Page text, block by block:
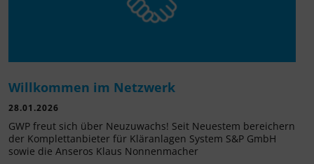
Willkommen im Netzwerk
28.01.2026
GWP freut sich über Neuzuwachs! Seit Neuestem bereichern
der Komplettanbieter für Kläranlagen System S&P GmbH
sowie die Anseros Klaus Nonnenmacher